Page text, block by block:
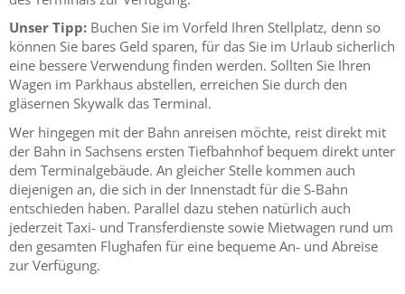
Unser Tipp: Buchen Sie im Vorfeld Ihren Stellplatz, denn so
können Sie bares Geld sparen, für das Sie im Urlaub sicherlich
eine bessere Verwendung finden werden. Sollten Sie Ihren
Wagen im Parkhaus abstellen, erreichen Sie durch den
gläsernen Skywalk das Terminal.
Wer hingegen mit der Bahn anreisen möchte, reist direkt mit
der Bahn in Sachsens ersten Tiefbahnhof bequem direkt unter
dem Terminalgebäude. An gleicher Stelle kommen auch
diejenigen an, die sich in der Innenstadt für die S-Bahn
entschieden haben. Parallel dazu stehen natürlich auch
jederzeit Taxi- und Transferdienste sowie Mietwagen rund um
den gesamten Flughafen für eine bequeme An- und Abreise
zur Verfügung.